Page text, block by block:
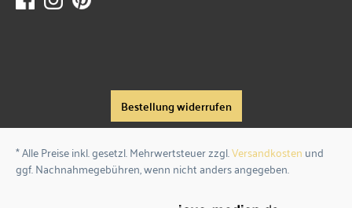
Bestellung widerrufen
* Alle Preise inkl. gesetzl. Mehrwertsteuer zzgl.Versandkosten und
ggf. Nachnahmegebühren, wenn nicht anders angegeben.